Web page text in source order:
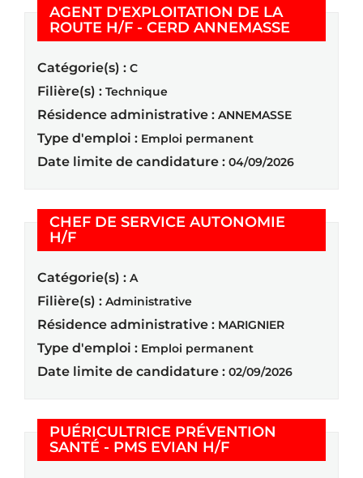
AGENT D'EXPLOITATION DE LA
ROUTE H/F - CERD ANNEMASSE
Catégorie(s) : C
Filière(s) : Technique
Résidence administrative : ANNEMASSE
Type d'emploi : Emploi permanent
Date limite de candidature : 04/09/2026
CHEF DE SERVICE AUTONOMIE
H/F(Nouvelle fenêtre)
Catégorie(s) : A
Filière(s) : Administrative
Résidence administrative : MARIGNIER
Type d'emploi : Emploi permanent
Date limite de candidature : 02/09/2026
PUÉRICULTRICE PRÉVENTION
SANTÉ - PMS EVIAN H/F(Nouvelle fenêtre)